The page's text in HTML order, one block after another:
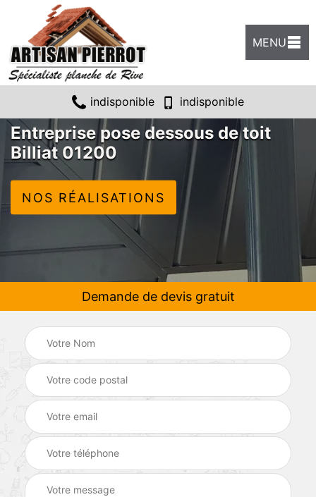
MENU
indisponible indisponible
Entreprise pose dessous de toit
Billiat 01200
NOS RÉALISATIONS
Demande de devis gratuit